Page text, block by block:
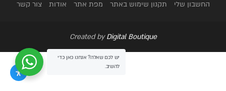
החשבון שלי תקנון שימוש באתר מפת אתר אודות צור קשר
Created byDigital Boutique
יש לכם שאלה? אנחנו כאן כדי
להשיב.